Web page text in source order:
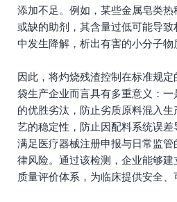
添加不足。例如，某些金属皂类
或缺的助剂，其含量过低可能导
中发生降解，析出有害的小分子物
因此，将灼烧残渣控制在标准规定
袋生产企业而言具有多重意义：
的优胜劣汰，防止劣质原料混入
艺的稳定性，防止因配料系统误
满足医疗器械注册申报与日常监
律风险。通过该检测，企业能够
质量评价体系，为临床提供安全、